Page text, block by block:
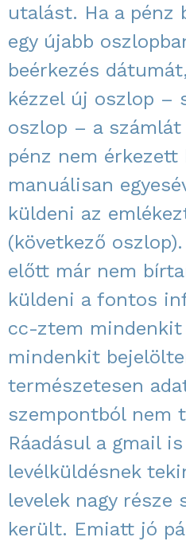
utalást. Ha a pénz
egy újabb
beérkezés
kézzel új oszlop –
oszlop – a
pénz nem érkezett
manuálisan
küldeni az
(következő
előtt már nem
küldeni a fontos
cc-ztem mindenkit
mindenkit
természetesen
szempontból nem
Ráadásul a gmail
levélküldésnek
levelek nagy része
került. Emiatt jó